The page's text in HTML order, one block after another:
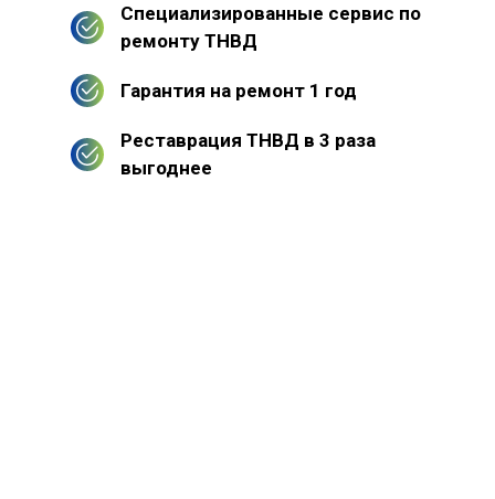
Специализированные сервис по
ремонту ТНВД
Гарантия на ремонт 1 год
Реставрация ТНВД в 3 раза
выгоднее